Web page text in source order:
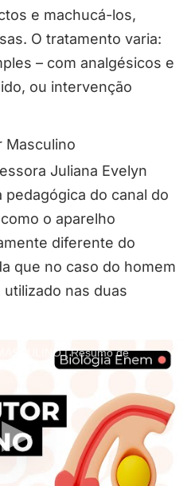
e machucá-los,
O tratamento varia:
– com analgésicos e
ou intervenção
Masculino
Juliana Evelyn
do canal do
o aparelho
diferente do
que no caso do homem
nas duas
| Resumo de